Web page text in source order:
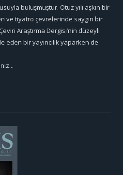
buluşmuştur. Otuz yılı aşkın bir
ve tiyatro çevrelerinde saygın bir
Araştırma Dergisi’nin düzeyli
eden bir yayıncılık yaparken de